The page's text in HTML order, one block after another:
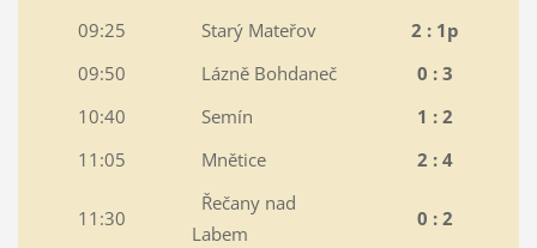
09:25
Starý Mateřov
2 : 1p
09:50
Lázně Bohdaneč
0 : 3
10:40
Semín
1 : 2
11:05
Mnětice 2 : 4
11:30
Řečany nad
Labem
0 : 2